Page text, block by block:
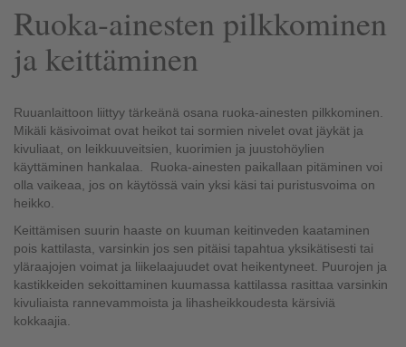
Ruoka-ainesten pilkkominen
ja keittäminen
Ruuanlaittoon liittyy tärkeänä osana ruoka-ainesten pilkkominen.
Mikäli käsivoimat ovat heikot tai sormien nivelet ovat jäykät ja
kivuliaat, on leikkuuveitsien, kuorimien ja juustohöylien
käyttäminen hankalaa. Ruoka-ainesten paikallaan pitäminen voi
olla vaikeaa, jos on käytössä vain yksi käsi tai puristusvoima on
heikko.
Keittämisen suurin haaste on kuuman keitinveden kaataminen
pois kattilasta, varsinkin jos sen pitäisi tapahtua yksikätisesti tai
yläraajojen voimat ja liikelaajuudet ovat heikentyneet. Puurojen ja
kastikkeiden sekoittaminen kuumassa kattilassa rasittaa varsinkin
kivuliaista rannevammoista ja lihasheikkoudesta kärsiviä
kokkaajia.